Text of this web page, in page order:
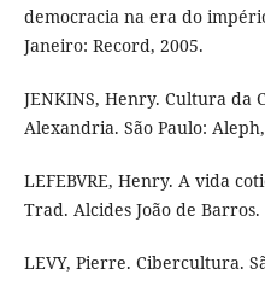
democracia na era do
Janeiro: Record, 2005.
JENKINS, Henry. Cultura da
Alexandria. São Paulo:
LEFEBVRE, Henry. A vida
Trad. Alcides João de Barros.
LEVY, Pierre. Cibercultura.